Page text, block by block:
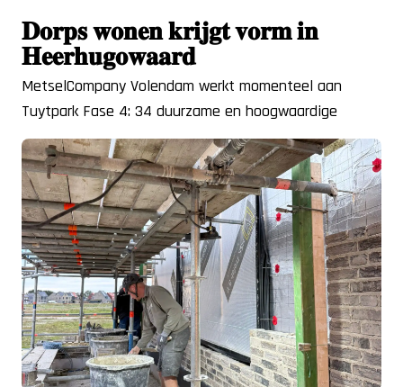
𝐃𝐨𝐫𝐩𝐬 𝐰𝐨𝐧𝐞𝐧 𝐤𝐫𝐢𝐣𝐠𝐭 𝐯𝐨𝐫𝐦 𝐢𝐧
𝐇𝐞𝐞𝐫𝐡𝐮𝐠𝐨𝐰𝐚𝐚𝐫𝐝
MetselCompany Volendam werkt momenteel aan
Tuytpark Fase 4: 34 duurzame en hoogwaardige
woningen op een fraaie, landelijke locatie. Dit project